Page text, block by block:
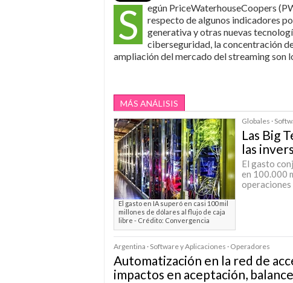
S
egún PriceWaterhouseCoopers
respecto de algunos indicadores
generativa y otras nuevas
ciberseguridad, la concentración
ampliación del mercado del streaming son
MÁS ANÁLISIS
El gasto en IA superó en casi 100 mil
millones de dólares al flujo de caja
libre - Crédito: Convergencia
Globales ·
Las Big
las
El gasto
en 100.000
operaciones
Argentina · Software y Aplicaciones · Operadores
Automatización en la red de
impactos en aceptación,